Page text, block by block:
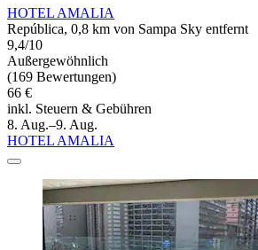
HOTEL AMALIA
República, 0,8 km von Sampa Sky entfernt
9,4/10
Außergewöhnlich
(169 Bewertungen)
66 €
inkl. Steuern & Gebühren
8. Aug.–9. Aug.
HOTEL AMALIA